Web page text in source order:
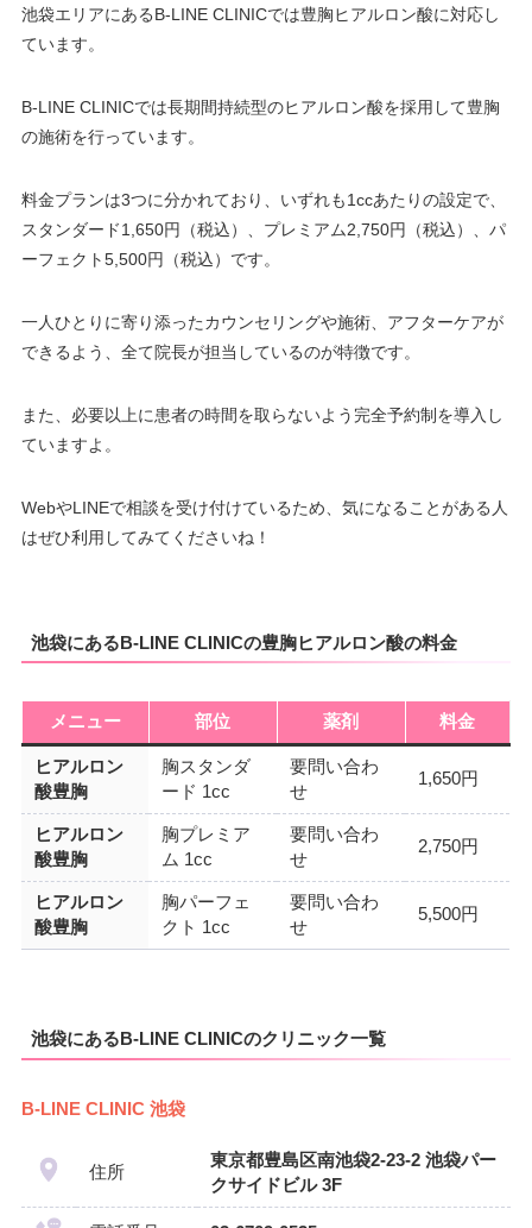
池袋エリアにあるB-LINE CLINICでは豊胸ヒアルロン酸に対応し
ています。
B-LINE CLINICでは長期間持続型のヒアルロン酸を採用して豊胸
の施術を行っています。
料金プランは3つに分かれており、いずれも1ccあたりの設定で、
スタンダード1,650円（税込）、プレミアム2,750円（税込）、パ
ーフェクト5,500円（税込）です。
一人ひとりに寄り添ったカウンセリングや施術、アフターケアが
できるよう、全て院長が担当しているのが特徴です。
また、必要以上に患者の時間を取らないよう完全予約制を導入し
ていますよ。
WebやLINEで相談を受け付けているため、気になることがある人
はぜひ利用してみてくださいね！
池袋にあるB-LINE CLINICの豊胸ヒアルロン酸の料金
メニュー 部位 薬剤 料金
ヒアルロン
酸豊胸
胸スタンダ
ード 1cc
要問い合わ
せ
1,650円
ヒアルロン
酸豊胸
胸プレミア
ム 1cc
要問い合わ
せ
2,750円
ヒアルロン
酸豊胸
胸パーフェ
クト 1cc
要問い合わ
せ
5,500円
池袋にあるB-LINE CLINICのクリニック一覧
B-LINE CLINIC 池袋
住所
東京都豊島区南池袋2-23-2 池袋パー
クサイドビル 3F